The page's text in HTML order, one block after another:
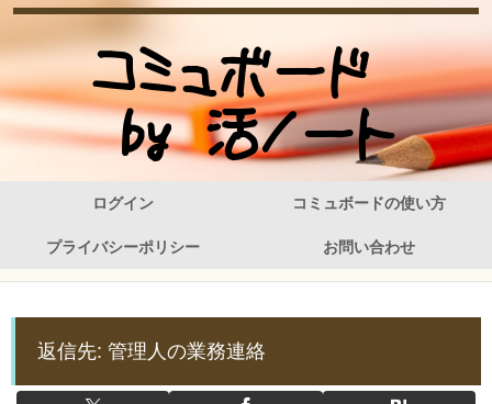
ログイン コミュボードの使い方
プライバシーポリシー お問い合わせ
返信先: 管理人の業務連絡